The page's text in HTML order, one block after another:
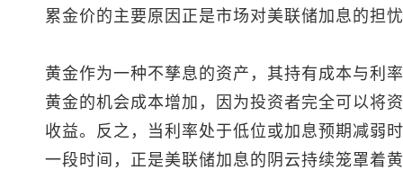
累金价的主要原因正是市场对美联储加息的担
黄金作为一种不孳息的资产，其持有成本与利
黄金的机会成本增加，因为投资者完全可以将
收益。反之，当利率处于低位或加息预期减弱
一段时间，正是美联储加息的阴云持续笼罩着